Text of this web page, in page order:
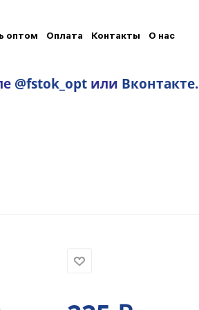
оптом Оплата Контакты О нас
@fstok_opt или Вконтакте.